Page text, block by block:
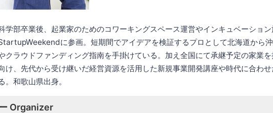
部卒業後、起業家のためのコワーキングスペース運営やインキュベーション
に参画。短期間でアイデアを検証するプロとして北海道から
クラウドファンディング指南を手掛けている。加え全国にて承継予定の家業
け、先代から受け継いだ経営資源を活用した新規事業開発講座や時代に合わ
。和歌山県出身。
Organizer